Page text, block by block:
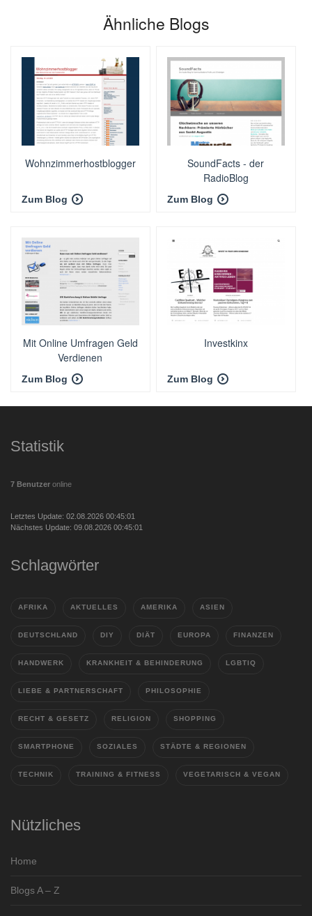
Ähnliche Blogs
Wohnzimmerhostblogger
Zum Blog
SoundFacts - der
RadioBlog
Zum Blog
Mit Online Umfragen Geld
Verdienen
Zum Blog
Investkinx
Zum Blog
Statistik
7 Benutzer online
Letztes Update: 02.08.2026 00:45:01
Nächstes Update: 09.08.2026 00:45:01
Schlagwörter
AFRIKA AKTUELLES AMERIKA ASIEN
DEUTSCHLAND DIY DIÄT EUROPA FINANZEN
HANDWERK KRANKHEIT & BEHINDERUNG LGBTIQ
LIEBE & PARTNERSCHAFT PHILOSOPHIE
RECHT & GESETZ RELIGION SHOPPING
SMARTPHONE SOZIALES STÄDTE & REGIONEN
TECHNIK TRAINING & FITNESS VEGETARISCH & VEGAN
Nützliches
Home
Blogs A – Z